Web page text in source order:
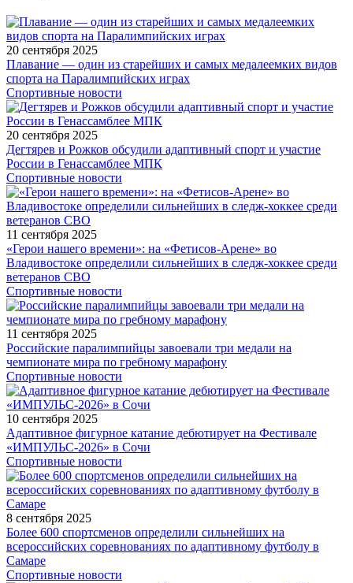
20 сентября 2025
Плавание — один из старейших и самых медалеемких видов
спорта на Паралимпийских играх
Спортивные новости
20 сентября 2025
Дегтярев и Рожков обсудили адаптивный спорт и участие
России в Генассамблее МПК
Спортивные новости
11 сентября 2025
«Герои нашего времени»: на «Фетисов-Арене» во
Владивостоке определили сильнейших в следж-хоккее среди
ветеранов СВО
Спортивные новости
11 сентября 2025
Российские паралимпийцы завоевали три медали на
чемпионате мира по гребному марафону
Спортивные новости
10 сентября 2025
Адаптивное фигурное катание дебютирует на Фестивале
«ИМПУЛЬС-2026» в Сочи
Спортивные новости
8 сентября 2025
Более 600 спортсменов определили сильнейших на
всероссийских соревнованиях по адаптивному футболу в
Самаре
Спортивные новости